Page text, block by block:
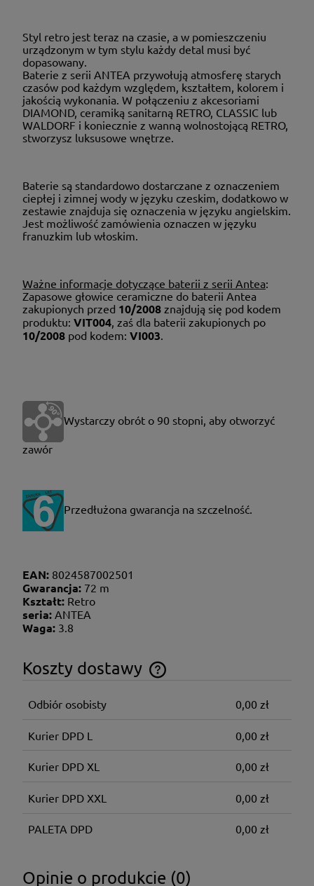
Styl retro jest teraz na czasie, a w pomieszczeniu
urządzonym w tym stylu każdy detal musi być
dopasowany.
Baterie z serii ANTEA przywołują atmosferę starych
czasów pod każdym względem, kształtem, kolorem i
jakością wykonania. W połączeniu z akcesoriami
DIAMOND, ceramiką sanitarną RETRO, CLASSIC lub
WALDORF i koniecznie z wanną wolnostojącą RETRO,
stworzysz luksusowe wnętrze.
Baterie są standardowo dostarczane z oznaczeniem
ciepłej i zimnej wody w języku czeskim, dodatkowo w
zestawie znajduja się oznaczenia w języku angielskim.
Jest możliwość zamówienia oznaczen w języku
franuzkim lub włoskim.
Ważne informacje dotyczące baterii z serii Antea:
Zapasowe głowice ceramiczne do baterii Antea
zakupionych przed 10/2008 znajdują się pod kodem
produktu: VIT004, zaś dla baterii zakupionych po
10/2008 pod kodem: VI003.
Wystarczy obrót o 90 stopni, aby otworzyć
zawór
Przedłużona gwarancja na szczelność.
EAN: 8024587002501
Gwarancja: 72 m
Kształt: Retro
seria: ANTEA
Waga: 3.8
Koszty dostawy
Cena nie zawiera ewentualnych kosztów płatności
Odbiór osobisty 0,00 zł
Kurier DPD L 0,00 zł
Kurier DPD XL 0,00 zł
Kurier DPD XXL 0,00 zł
PALETA DPD 0,00 zł
Opinie o produkcie (0)